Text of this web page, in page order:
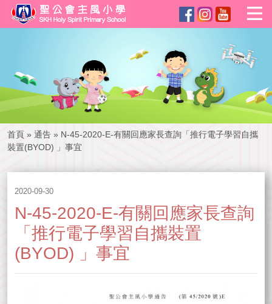
首頁 » 通告 » N-45-2020-E-有關回應家長查詢「推行電子學習自攜
裝置(BYOD) 」事宜
2020-09-30
N-45-2020-E-有關回應家長查詢
「推行電子學習自攜裝置
(BYOD) 」事宜